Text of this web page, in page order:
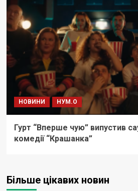
НОВИНИ НУМ.О
Гурт “Вперше чую” випустив
комедії “Крашанка”
Більше цікавих новин